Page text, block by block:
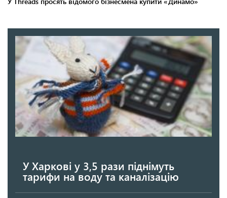
У Харкові у 3,5 рази піднімуть
тарифи на воду та каналізацію